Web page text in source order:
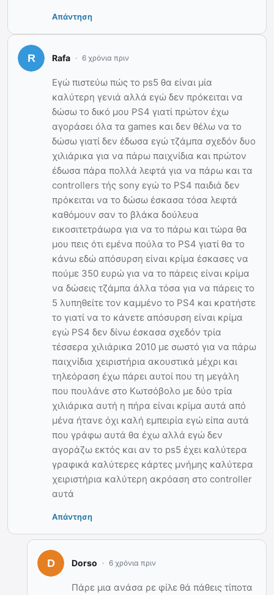
Απάντηση
Rafa 6 χρόνια πριν
Εγώ πιστεύω πώς το ps5 θα είναι μία
καλύτερη γενιά αλλά εγώ δεν πρόκειται να
δώσω το δικό μου PS4 γιατί πρώτον έχω
αγοράσει όλα τα games και δεν θέλω να το
δώσω γιατί δεν έδωσα εγώ τζάμπα σχεδόν δυο
χιλιάρικα για να πάρω παιχνίδια και πρώτον
έδωσα πάρα πολλά λεφτά για να πάρω και τα
controllers τής sony εγώ το PS4 παιδιά δεν
πρόκειται να το δώσω έσκασα τόσα λεφτά
καθόμουν σαν το βλάκα δούλευα
εικοσιτετράωρα για να το πάρω και τώρα θα
μου πεις ότι εμένα πούλα το PS4 γιατί θα το
κάνω εδώ απόσυρση είναι κρίμα έσκασες να
πούμε 350 ευρώ για να το πάρεις είναι κρίμα
να δώσεις τζάμπα άλλα τόσα για να πάρεις το
5 λυπηθείτε τον καμμένο το PS4 και κρατήστε
το γιατί να το κάνετε απόσυρση είναι κρίμα
εγώ PS4 δεν δίνω έσκασα σχεδόν τρία
τέσσερα χιλιάρικα 2010 με σωστό για να πάρω
παιχνίδια χειριστήρια ακουστικά μέχρι και
τηλεόραση έχω πάρει αυτοί που τη μεγάλη
που πουλάνε στο Κωτσόβολο με δύο τρία
χιλιάρικα αυτή η πήρα είναι κρίμα αυτά από
μένα ήτανε όχι καλή εμπειρία εγώ είπα αυτά
που γράφω αυτά θα έχω αλλά εγώ δεν
αγοράζω εκτός και αν το ps5 έχει καλύτερα
γραφικά καλύτερες κάρτες μνήμης καλύτερα
χειριστήρια καλύτερη ακρόαση στο controller
αυτά
Απάντηση
Dorso 6 χρόνια πριν
Πάρε μια ανάσα ρε φίλε θά πάθεις τίποτα